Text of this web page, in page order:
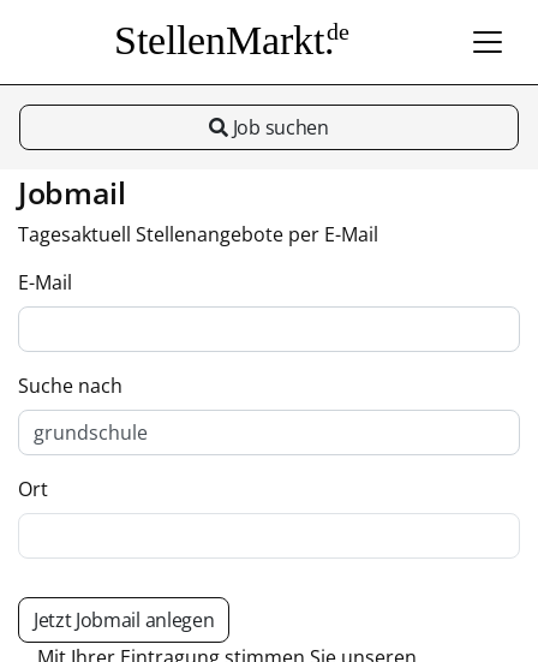
StellenMarkt.de
Job suchen
Jobmail
Tagesaktuell Stellenangebote per E-Mail
E-Mail
Suche nach
Ort
Jetzt Jobmail anlegen